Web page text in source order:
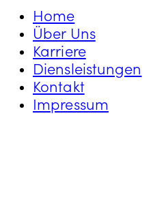
Home
Über Uns
Karriere
Diensleistungen
Kontakt
Impressum